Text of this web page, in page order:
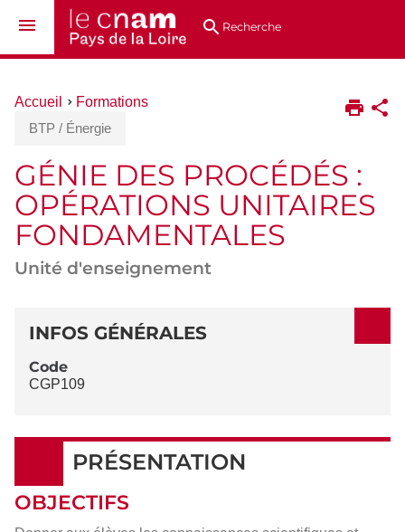
au
directsRecherche
Vous
ici :
Accueil
Formations
BTP / Énergie
GÉNIE DES PROCÉDÉS :
OPÉRATIONS UNITAIRES
FONDAMENTALES
Unité d'enseignement
DÉTAILS
INFOS GÉNÉRALES
Code
CGP109
PRÉSENTATION
OBJECTIFS